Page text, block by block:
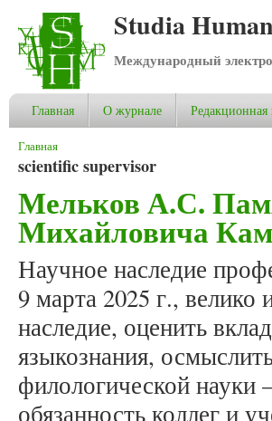
Studia
Международный
Главная О журнале Редакционная
Вы здесь
Главная
scientific supervisor
Мельков А.С.
Михайловича
Научное наследие
9 марта 2025 г., велико
наследие, оценить
языкознания,
филологической науки
обязанность коллег и